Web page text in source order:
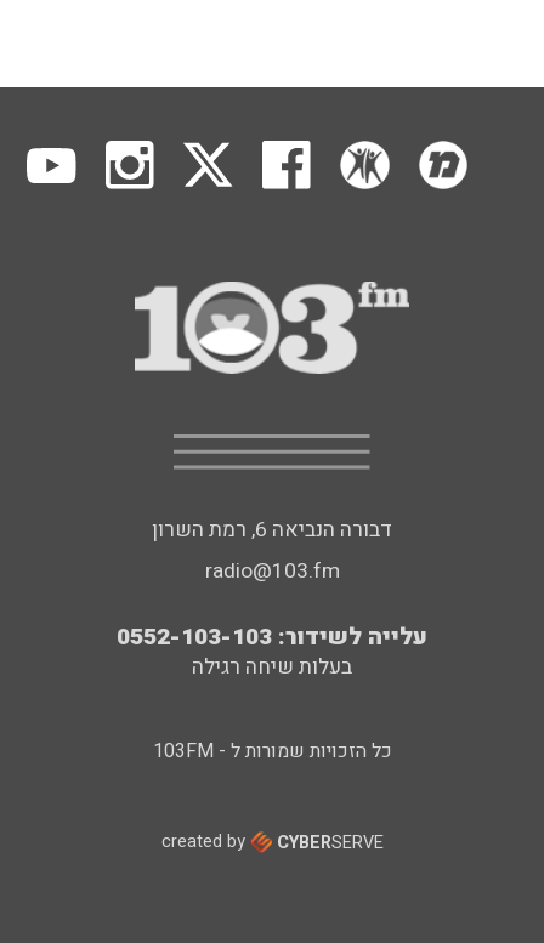
דבורה הנביאה 6, רמת השרון
radio@103.fm
עלייה לשידור: 0552-103-103
בעלות שיחה רגילה
כל הזכויות שמורות ל - 103FM
created by CYBERSERVE